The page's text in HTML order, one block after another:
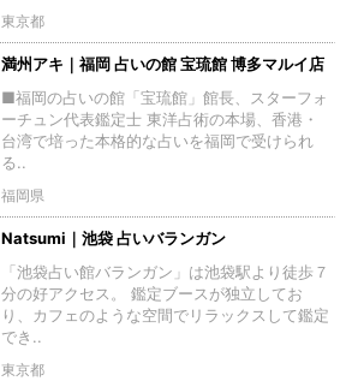
東京都
満州アキ｜福岡 占いの館 宝琉館 博多マルイ店
■福岡の占いの館「宝琉館」館長、スターフォ
ーチュン代表鑑定士 東洋占術の本場、香港・
台湾で培った本格的な占いを福岡で受けられ
る..
福岡県
Natsumi｜池袋 占いバランガン
「池袋占い館バランガン」は池袋駅より徒歩７
分の好アクセス。 鑑定ブースが独立してお
り、カフェのような空間でリラックスして鑑定
でき..
東京都